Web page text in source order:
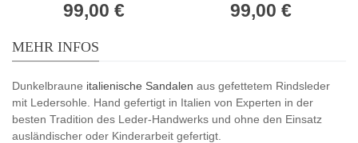
99,00 € 99,00 €
MEHR INFOS
Dunkelbraune italienische Sandalen aus gefettetem Rindsleder
mit Ledersohle. Hand gefertigt in Italien von Experten in der
besten Tradition des Leder-Handwerks und ohne den Einsatz
ausländischer oder Kinderarbeit gefertigt.